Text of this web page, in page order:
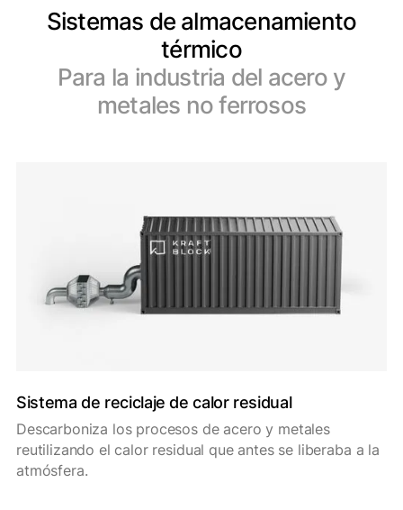
Sistemas de almacenamiento
térmico
Para la industria del acero y
metales no ferrosos
Sistema de reciclaje de calor residual
Descarboniza los procesos de acero y metales
reutilizando el calor residual que antes se liberaba a la
atmósfera.